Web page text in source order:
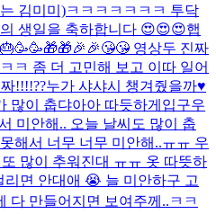
김미미)ㅋㅋㅋㅋㅋㅋㅋ 투닥
생일을 축하합니다 😍😍😍햅
영상두 진짜
ㅋ 좀 더 고민해 보고 이따 일어
!!!!??누가 샤샤시 챙겨줬을까♥️
많이 춥댜아아 따듯하게입구우
미안해.. 오늘 날씨도 많이 춥
해서 너무 너무 미안해..ㅠㅠ 우
많이 추워진대 ㅠㅠ 옷 따뜻하
면 안대애 😭 늘 미안하구 고
다 만들어지면 보여주께..ㅋㅋ